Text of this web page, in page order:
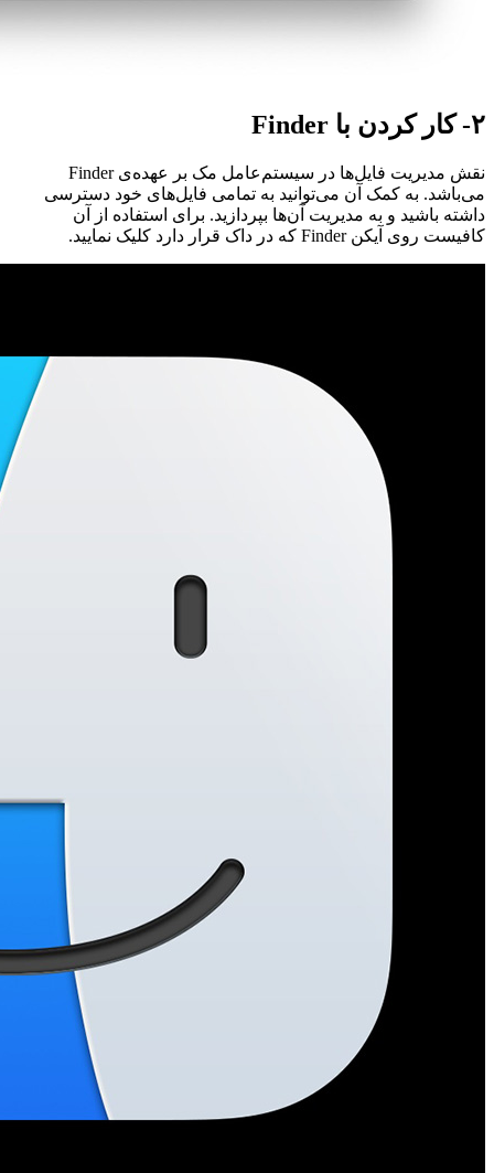
۲- کار کردن با Finder
نقش مدیریت فایل‌ها در سیستم‌عامل مک بر عهده‌ی Finder
می‌باشد. به کمک آن می‌توانید به تمامی فایل‌های خود دسترسی
داشته باشید و به مدیریت آن‌ها بپردازید. برای استفاده از آن
کافیست روی آیکن Finder که در داک قرار دارد کلیک نمایید.